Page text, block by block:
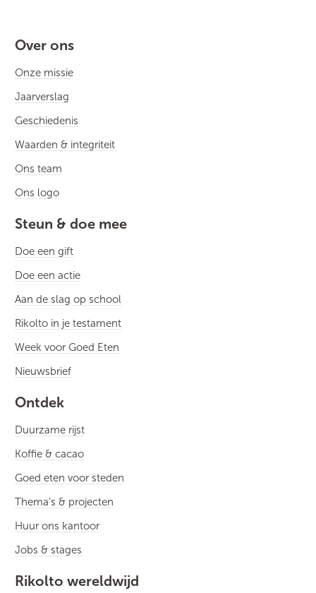
Over ons
Onze missie
Jaarverslag
Geschiedenis
Waarden & integriteit
Ons team
Ons logo
Steun & doe mee
Doe een gift
Doe een actie
Aan de slag op school
Rikolto in je testament
Week voor Goed Eten
Nieuwsbrief
Ontdek
Duurzame rijst
Koffie & cacao
Goed eten voor steden
Thema's & projecten
Huur ons kantoor
Jobs & stages
Rikolto wereldwijd